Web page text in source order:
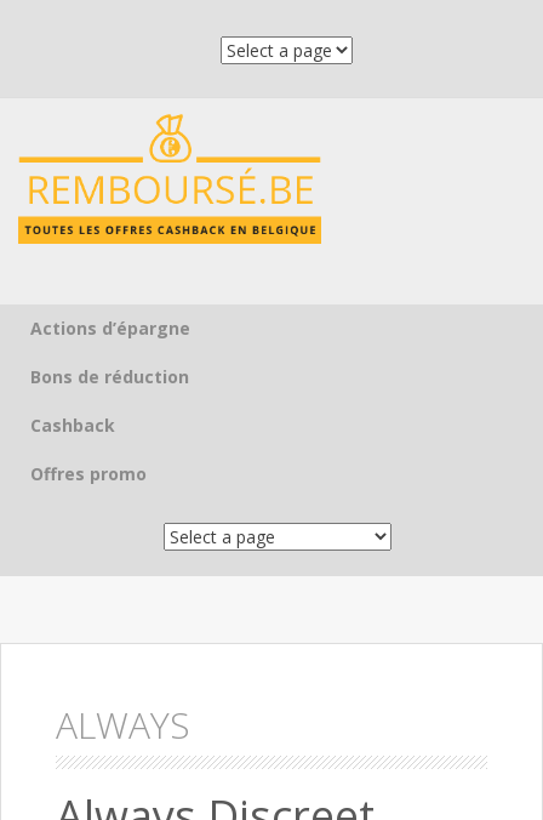
Skip to content
Actions d’épargne
Bons de réduction
Cashback
Offres promo
ALWAYS